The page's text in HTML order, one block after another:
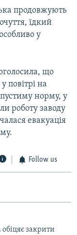
продовжують
їдкий
у
що
повітрі на
норму, у
роботу заводу
евакуація
Follow us
обіцяє закрити